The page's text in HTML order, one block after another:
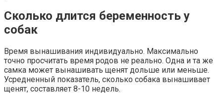
Сколько длится беременность у
собак
Время вынашивания индивидуально. Максимально
точно просчитать время родов не реально. Одна и та же
самка может вынашивать щенят дольше или меньше.
Усредненный показатель, сколько собака вынашивает
щенят, составляет 8-10 недель.